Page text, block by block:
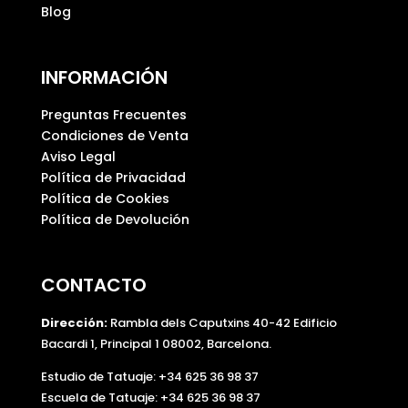
.Blog
INFORMACIÓN
Preguntas Frecuentes
Condiciones de Venta
Aviso Legal
Política de Privacidad
Política de Cookies
Política de Devolución
CONTACTO
Dirección:Rambla dels Caputxins 40-42 Edificio
Bacardi 1, Principal 1 08002, Barcelona.
Estudio de Tatuaje: +34 625 36 98 37
Escuela de Tatuaje: +34 625 36 98 37